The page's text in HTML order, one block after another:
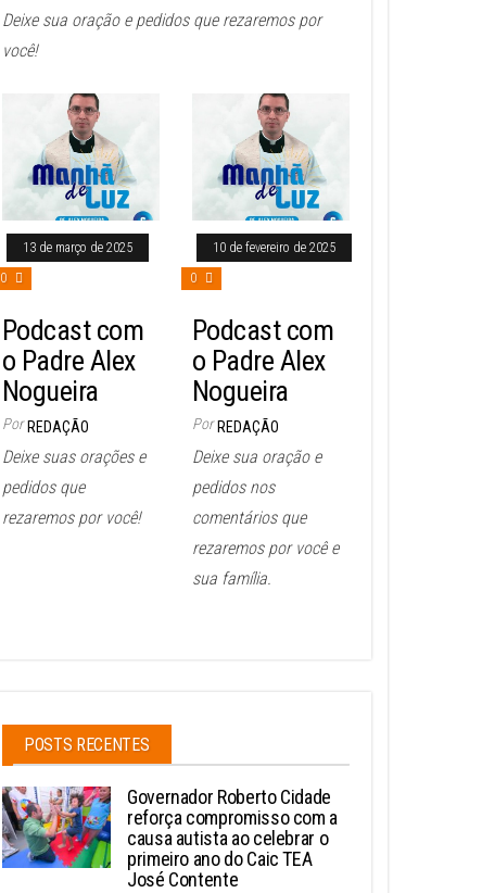
Deixe sua oração e pedidos que rezaremos por
você!
13 de março de 2025
0
Podcast com
o Padre Alex
Nogueira
Por REDAÇÃO
Deixe suas orações e
pedidos que
rezaremos por você!
10 de fevereiro de 2025
0
Podcast com
o Padre Alex
Nogueira
Por REDAÇÃO
Deixe sua oração e
pedidos nos
comentários que
rezaremos por você e
sua família.
POSTS RECENTES
Governador Roberto Cidade
reforça compromisso com a
causa autista ao celebrar o
primeiro ano do Caic TEA
José Contente